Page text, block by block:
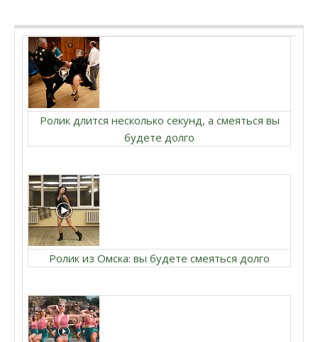
Ролик длится несколько секунд, а смеяться вы
будете долго
Ролик из Омска: вы будете смеяться долго